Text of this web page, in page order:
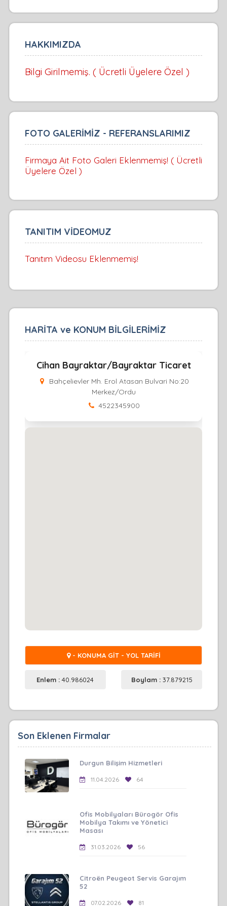
HAKKIMIZDA
Bilgi Girilmemiş. ( Ücretli Üyelere Özel )
FOTO GALERİMİZ - REFERANSLARIMIZ
Firmaya Ait Foto Galeri Eklenmemiş! ( Ücretli
Üyelere Özel )
TANITIM VİDEOMUZ
Tanıtım Videosu Eklenmemiş!
HARİTA ve KONUM BİLGİLERİMİZ
Cihan Bayraktar/Bayraktar Ticaret
Bahçelievler Mh. Erol Atasan Bulvari No:20
Merkez/Ordu
4522345900
- KONUMA GİT - YOL TARİFİ
Enlem :40.986024 Boylam : 37.879215
Son Eklenen Firmalar
Durgun Bilişim Hizmetleri
11.04.2026 64
Ofis Mobilyaları Bürogör Ofis
Mobilya Takımı ve Yönetici
Masası
31.03.2026 56
Citroën Peugeot Servis Garajım
52
07.02.2026 81